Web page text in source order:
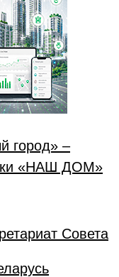
город» –
«НАШ ДОМ»
Совета